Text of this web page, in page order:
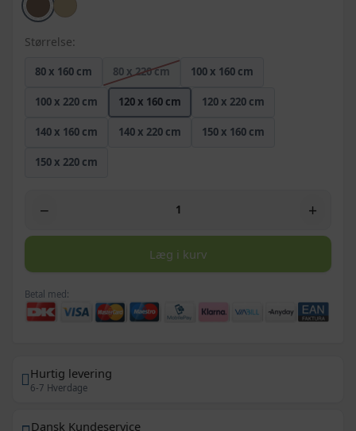
Størrelse:
80 x 160 cm 80 x 220 cm 100 x 160 cm
100 x 220 cm 120 x 160 cm 120 x 220 cm
140 x 160 cm 140 x 220 cm 150 x 160 cm
150 x 220 cm
− +
Læg i kurv
Betal med:
Hurtig levering
6-7 Hverdage
Dansk Kundeservice